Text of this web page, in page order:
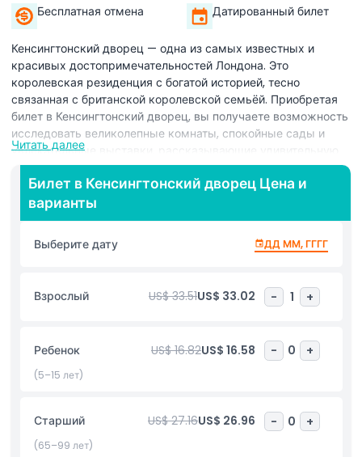
Бесплатная отмена Датированный билет
Кенсингтонский дворец — одна из самых известных и
красивых достопримечательностей Лондона. Это
королевская резиденция с богатой историей, тесно
связанная с британской королевской семьёй. Приобретая
билет в Кенсингтонский дворец, вы получаете возможность
исследовать великолепные комнаты, спокойные сады и
увлекательные выставки, рассказывающие удивительную
историю монархии.
Билет включает вход как в элегантный интерьер дворца,
так и в его тщательно оформленные сады. Внутри вы
историей, и узнаете о жизни таких знаковых фигур, как
королевской семьи. На выставках дворца часто
представлены личные вещи, подробные исторические
За пределами стен дворца вас приглашают на спокойную
прогулку по садам, окружённым красотой и традициями.
отдыха, позволяя почувствовать живое наследие
Читать далее
Билет в Кенсингтонский дворец Цена и
варианты
Выберите дату ДД ММ, ГГГГ
Взрослый US$ 33.51US$ 33.02 - 1 +
Ребенок US$ 16.82US$ 16.58 - 0 +
(5–15 лет)
Старший US$ 27.16US$ 26.96 - 0 +
(65–99 лет)